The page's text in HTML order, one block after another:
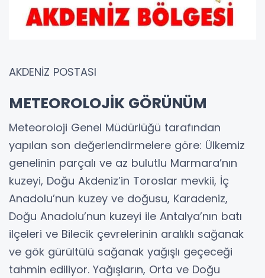
AKDENİZ POSTASI
METEOROLOJİK GÖRÜNÜM
Meteoroloji Genel Müdürlüğü tarafından
yapılan son değerlendirmelere göre: Ülkemiz
genelinin parçalı ve az bulutlu Marmara’nın
kuzeyi, Doğu Akdeniz’in Toroslar mevkii, İç
Anadolu’nun kuzey ve doğusu, Karadeniz,
Doğu Anadolu’nun kuzeyi ile Antalya’nın batı
ilçeleri ve Bilecik çevrelerinin aralıklı sağanak
ve gök gürültülü sağanak yağışlı geçeceği
tahmin ediliyor. Yağışların, Orta ve Doğu